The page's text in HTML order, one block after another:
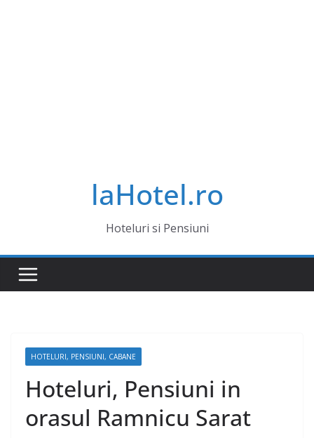
laHotel.ro
Hoteluri si Pensiuni
HOTELURI, PENSIUNI, CABANE
Hoteluri, Pensiuni in
orasul Ramnicu Sarat